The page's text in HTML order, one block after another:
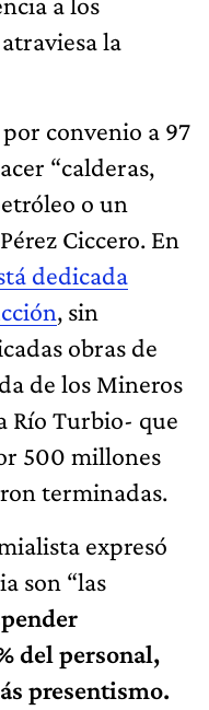
la
convenio a 97
“calderas,
o un
Ciccero. En
dedicada
, sin
obras de
de los Mineros
Río Turbio- que
500 millones
terminadas.
expresó
son “las
del personal,
presentismo.